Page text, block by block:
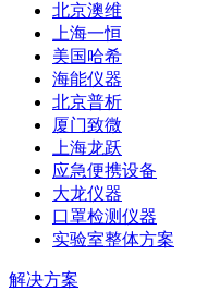
北京澳维
上海一恒
美国哈希
海能仪器
北京普析
厦门致微
上海龙跃
应急便携设备
大龙仪器
口罩检测仪器
实验室整体方案
解决方案